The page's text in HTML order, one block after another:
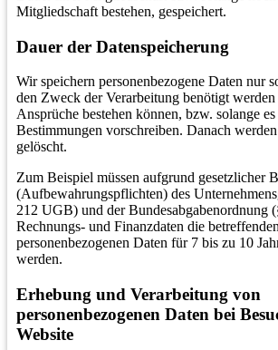
Mitgliedschaft bestehen, gespeichert.
Dauer der Datenspeicherung
Wir speichern personenbezogene Daten nur
den Zweck der Verarbeitung benötigt
Ansprüche bestehen können, bzw. solange
Bestimmungen vorschreiben. Danach
gelöscht.
Zum Beispiel müssen aufgrund gesetzlicher
(Aufbewahrungspflichten) des
212 UGB) und der Bundesabgabenordnung
Rechnungs- und Finanzdaten die
personenbezogenen Daten für 7 bis zu 10
werden.
Erhebung und Verarbeitung von
personenbezogenen Daten bei
Website